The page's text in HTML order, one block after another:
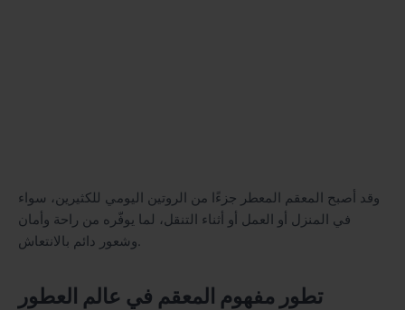
وقد أصبح المعقم المعطر جزءًا من الروتين اليومي للكثيرين، سواء
في المنزل أو العمل أو أثناء التنقل، لما يوفّره من راحة وأمان
وشعور دائم بالانتعاش.
تطور مفهوم المعقم في عالم العطور